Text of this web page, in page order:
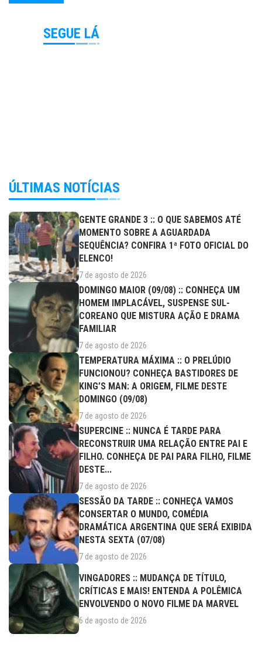
SEGUE LÁ
ÚLTIMAS NOTÍCIAS
GENTE GRANDE 3 :: O QUE SABEMOS ATÉ
MOMENTO SOBRE A AGUARDADA
SEQUÊNCIA? CONFIRA 1ª FOTO OFICIAL DO
ELENCO!
7 de agosto de 2026
DOMINGO MAIOR (09/08) :: CONHEÇA UM
HOMEM IMPLACÁVEL, SUSPENSE SUL-
COREANO QUE MISTURA AÇÃO E DRAMA
FAMILIAR
7 de agosto de 2026
TEMPERATURA MÁXIMA :: O PRELÚDIO
FUNCIONOU? CONHEÇA BASTIDORES DE
KING’S MAN: A ORIGEM, FILME DESTE
DOMINGO (09/08)
7 de agosto de 2026
SUPERCINE :: NUNCA É TARDE PARA
RECONSTRUIR UMA RELAÇÃO ENTRE PAI E
FILHO. CONHEÇA DE PAI PARA FILHO, FILME
DESTE...
7 de agosto de 2026
SESSÃO DA TARDE :: CONHEÇA VAMOS
CONSERTAR O MUNDO, COMÉDIA
DRAMÁTICA ARGENTINA QUE SERÁ EXIBIDA
NESTA SEXTA (07/08)
7 de agosto de 2026
VINGADORES :: MUDANÇA DE TÍTULO,
CRÍTICAS E MAIS! ENTENDA A POLÊMICA
ENVOLVENDO O NOVO FILME DA MARVEL
6 de agosto de 2026